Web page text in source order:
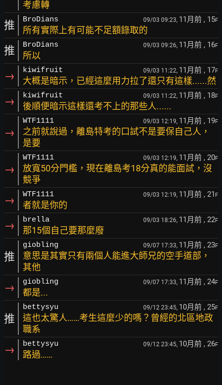
考慮轉
推 BroDians 09/03 09:23, 11月前 , 15F
所有實際上有可能不足額錄取的
推 BroDians 09/03 09:26, 11月前 , 16F
所以
→ kiwifruit 09/03 11:22, 11月前 , 17F
大概是暗示，已經這麼用力拉了還只有這樣......然
→ kiwifruit 09/03 11:22, 11月前 , 18F
後順便暗示這樣還考不上的那些人......
→
WTF1111 09/03 12:19, 11月前 , 19F
之前就說過，離島特考的口試不是要保自己人，
是要
→
WTF1111 09/03 12:19, 11月前 , 20F
放寬50分門檻，現在離島考18分真的能面試，沒
競爭
→ WTF1111 09/03 12:19, 11月前 , 21 F
者就是你的
→ brella 09/03 18:26, 11月前 , 22F
那15個自己要那麼廢
推
giobling 09/07 17:33, 11月前 , 23F
意思是其實只有兩個人能進大師兄的空手道部，
其他
→ giobling 09/07 17:33, 11月前 , 24F
都是...
推
bettysyu 09/12 23:45, 10月前 , 25F
這也太驚人……考生這麼少的嗎？曾經的北區地政
職系
→ bettysyu 09/12 23:45, 10月前 , 26F
路過……